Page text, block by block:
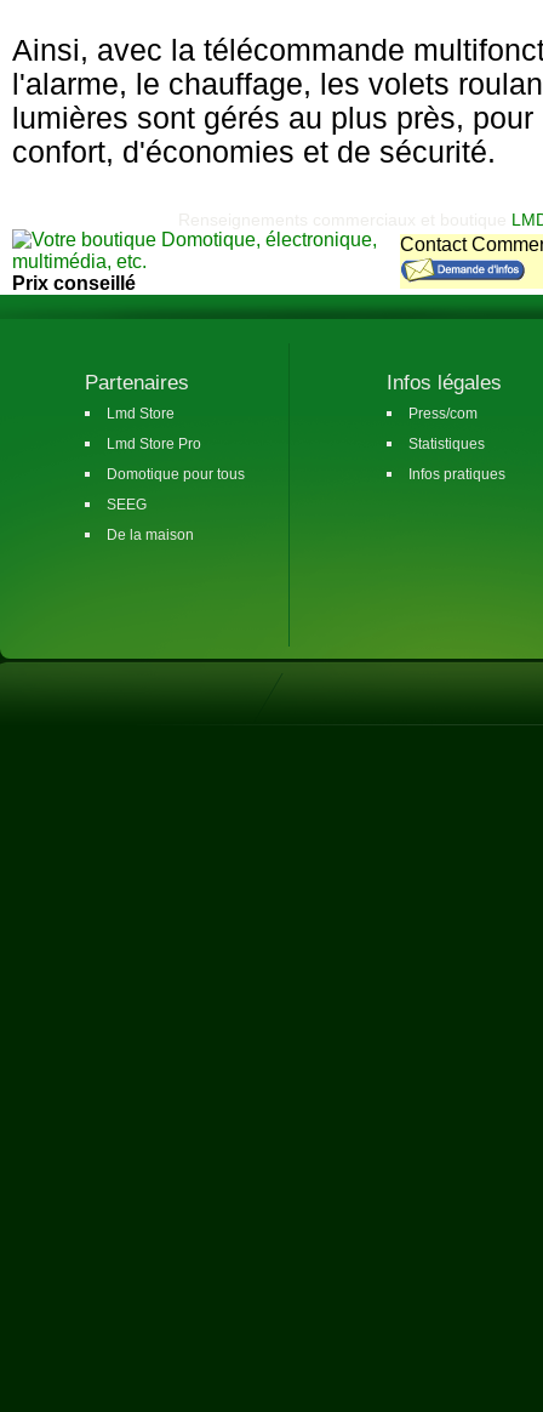
Ainsi, avec la télécommande
l'alarme, le chauffage, les volets
lumières sont gérés au plus près,
confort, d'économies et de sécurité.
Prix conseillé
Contact
Partenaires
Lmd Store
Lmd Store Pro
Domotique pour tous
SEEG
De la maison
Infos légales
Press/com
Statistiques
Infos pratiques